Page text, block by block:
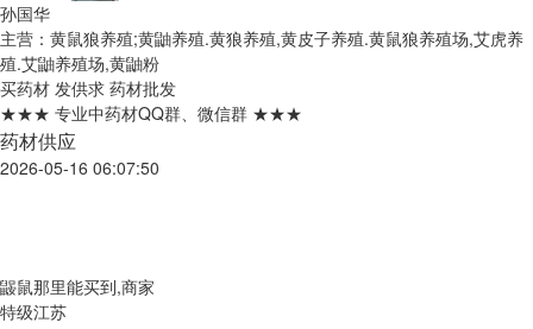
孙国华
主营：黄鼠狼养殖;黄鼬养殖.黄狼养殖,黄皮子养殖.黄鼠狼养殖场,艾虎养
殖.艾鼬养殖场,黄鼬粉
买药材 发供求 药材批发
★★★ 专业中药材QQ群、微信群 ★★★
药材供应
2026-05-16 06:07:50
鼹鼠那里能买到,商家
特级江苏